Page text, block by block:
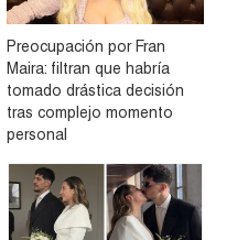
Preocupación por Fran
Maira: filtran que habría
tomado drástica decisión
tras complejo momento
personal